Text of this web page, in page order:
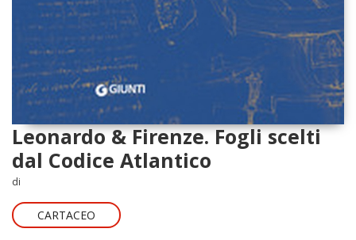
Leonardo & Firenze. Fogli scelti
dal Codice Atlantico
di
CARTACEO